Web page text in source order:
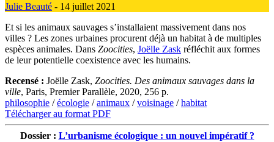
Julie Beauté - 14 juillet 2021
Et si les animaux sauvages s’installaient massivement dans nos
villes ? Les zones urbaines procurent déjà un habitat à de multiples
espèces animales. Dans Zoocities, Joëlle Zask réfléchit aux formes
de leur potentielle coexistence avec les humains.
Recensé : Joëlle Zask, Zoocities. Des animaux sauvages dans la
ville, Paris, Premier Parallèle, 2020, 256 p.
philosophie /écologie /animaux /voisinage /habitat
Télécharger au format PDF
Dossier : L’urbanisme écologique : un nouvel impératif ?